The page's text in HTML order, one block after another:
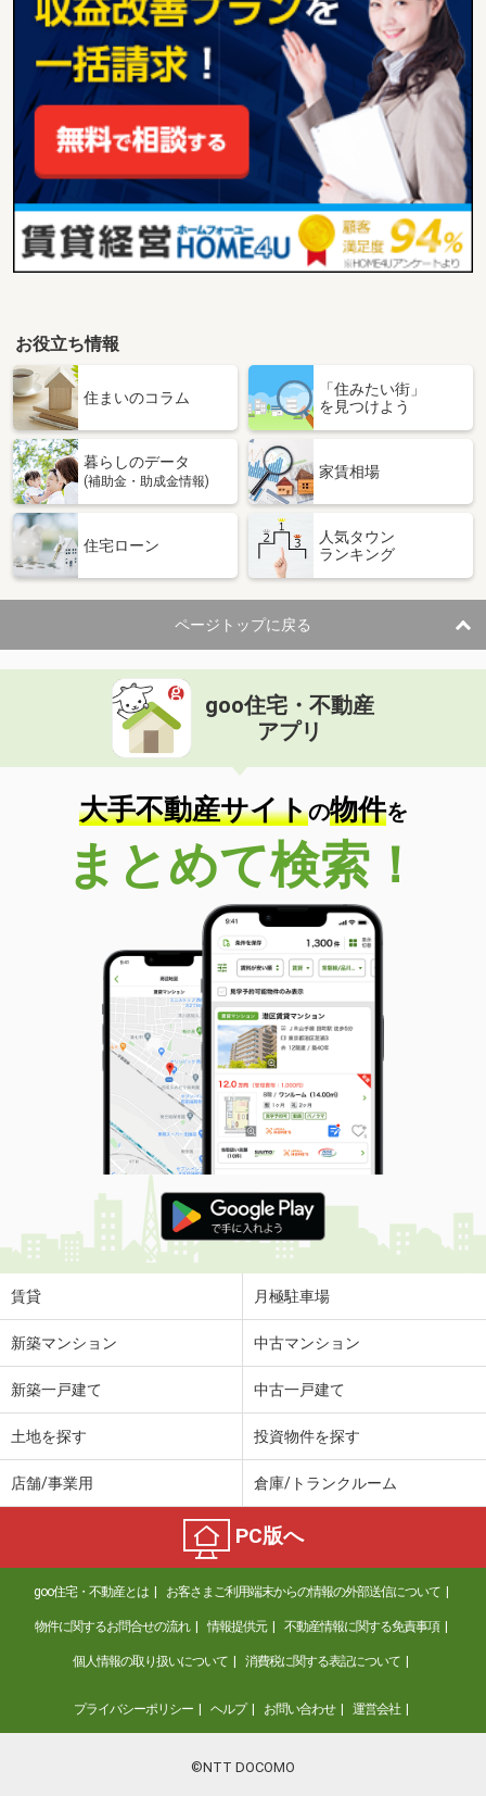
お役立ち情報
住まいのコラム
「住みたい街」
を見つけよう
暮らしのデータ
(補助金・助成金情報)
家賃相場
住宅ローン
人気タウン
ランキング
ページトップに戻る
goo住宅・不動産
アプリ
大手不動産サイトの物件を
まとめて検索！
賃貸 月極駐車場
新築マンション 中古マンション
新築一戸建て 中古一戸建て
土地を探す 投資物件を探す
店舗/事業用 倉庫/トランクルーム
PC版へ
goo住宅・不動産とは お客さまご利用端末からの情報の外部送信について
物件に関するお問合せの流れ 情報提供元 不動産情報に関する免責事項
個人情報の取り扱いについて 消費税に関する表記について
プライバシーポリシー ヘルプ お問い合わせ 運営会社
©NTT DOCOMO